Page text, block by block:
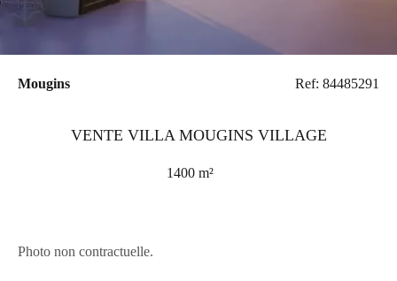
Mougins Ref: 84485291
VENTE VILLA MOUGINS VILLAGE
1400 m²
Photo non contractuelle.